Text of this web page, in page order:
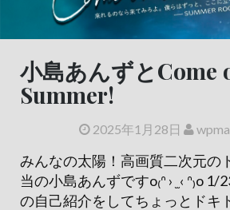
小島あんずとCome
Summer!
2025年1月28日
みんなの太陽！高画質二次元の
当の小島あんずですo₍ᐢ › ̫ ‹ ᐢ₎o
の自己紹介をしてちょっとドキ